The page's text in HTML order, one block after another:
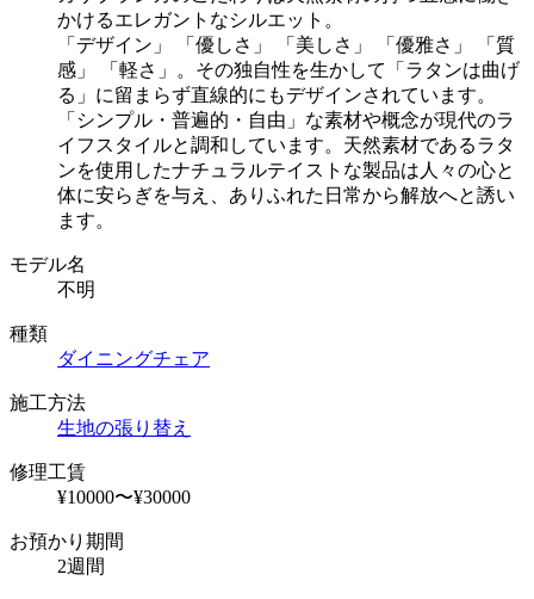
かけるエレガントなシルエット。
「デザイン」 「優しさ」 「美しさ」 「優雅さ」 「質
感」 「軽さ」。その独自性を生かして「ラタンは曲げ
る」に留まらず直線的にもデザインされています。
「シンプル・普遍的・自由」な素材や概念が現代のラ
イフスタイルと調和しています。天然素材であるラタ
ンを使用したナチュラルテイストな製品は人々の心と
体に安らぎを与え、ありふれた日常から解放へと誘い
ます。
モデル名
不明
種類
ダイニングチェア
施工方法
生地の張り替え
修理工賃
¥10000〜¥30000
お預かり期間
2週間